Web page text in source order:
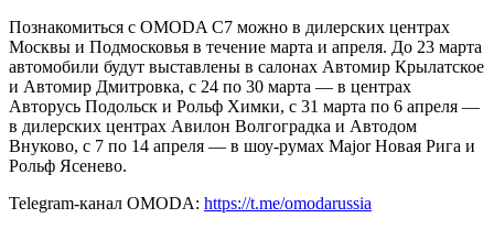
Познакомиться с OMODA C7 можно в дилерских центрах
Москвы и Подмосковья в течение марта и апреля. До 23 марта
автомобили будут выставлены в салонах Автомир Крылатское
и Автомир Дмитровка, с 24 по 30 марта — в центрах
Авторусь Подольск и Рольф Химки, с 31 марта по 6 апреля —
в дилерских центрах Авилон Волгоградка и Автодом
Внуково, с 7 по 14 апреля — в шоу-румах Major Новая Рига и
Рольф Ясенево.
Telegram-канал OMODA: https://t.me/omodarussia